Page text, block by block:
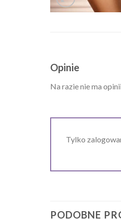
Opinie
Na razie nie ma
Tylko
PODOBNE